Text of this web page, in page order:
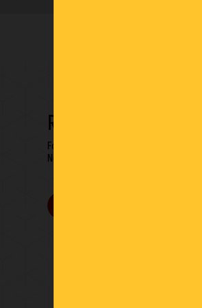
RESTONS EN CONTACT
Formulaire de contact
Newsletter